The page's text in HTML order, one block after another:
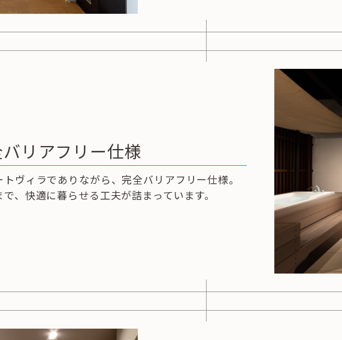
リアフリー仕様
ヴィラでありながら、完全バリアフリー仕様。
、快適に暮らせる工夫が詰まっています。